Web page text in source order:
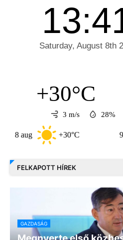
+30°C
3 m/s 28%
+30°C
FELKAPOTT HÍREK
GAZDASÁG